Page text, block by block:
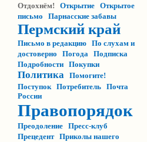
Отдохнём!
Открытие Открытое
письмо
Парнасские забавы
Пермский край
Письмо в редакцию По слухам и
достоверно
Погода Подписка
Подробности Покупки
Политика Помогите!
Поступок Потребитель Почта
России
Правопорядок
Преодоление Пресс-клуб
Прецедент Приколы нашего